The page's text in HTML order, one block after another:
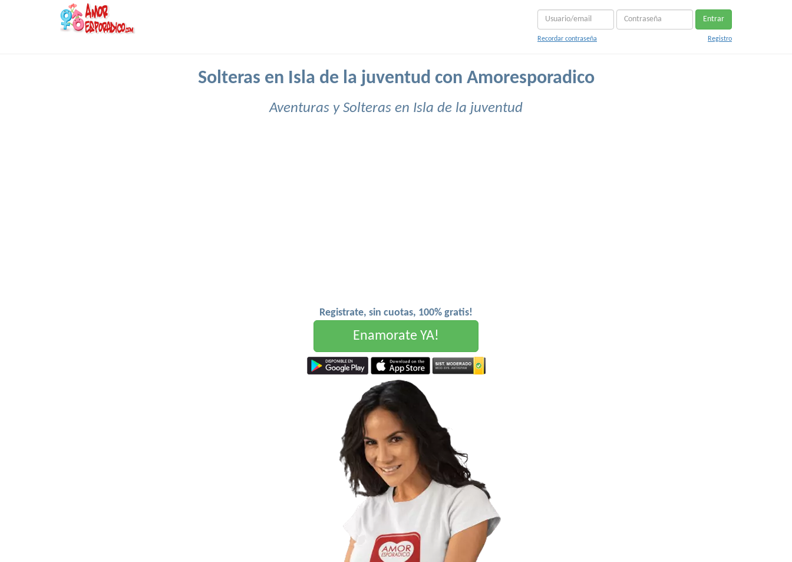
Entrar
Recordar contraseña Registro
Solteras en Isla de la juventud con Amoresporadico
Aventuras y Solteras en Isla de la juventud
Registrate, sin cuotas, 100% gratis!
Enamorate YA!